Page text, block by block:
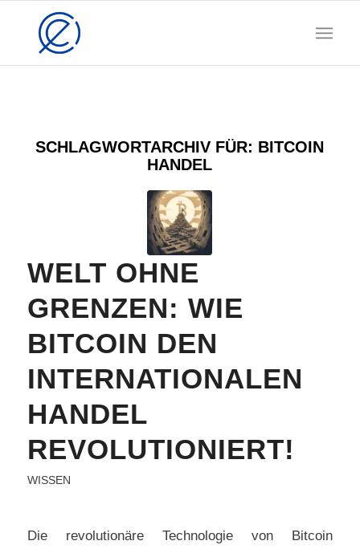
SCHLAGWORTARCHIV FÜR: BITCOIN
HANDEL
WELT OHNE
GRENZEN: WIE
BITCOIN DEN
INTERNATIONALEN
HANDEL
REVOLUTIONIERT!
WISSEN
Die revolutionäre Technologie von Bitcoin